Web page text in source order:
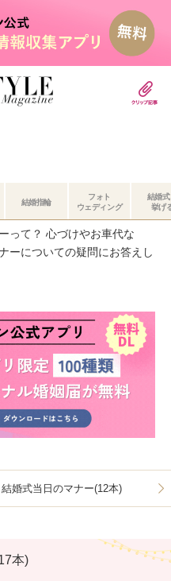
結婚指輪
フォト
ウェディング
結婚
挙げ
郎新婦のマナー
って？ 心づけやお車代な
ーについての疑問にお答えし
結婚式当日のマナー(12本)
本)